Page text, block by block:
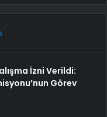
İzni Verildi:
Görev